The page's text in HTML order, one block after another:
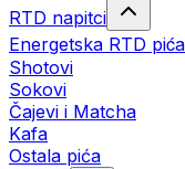
RTD napitci
Energetska RTD pića
Shotovi
Sokovi
Čajevi i Matcha
Kafa
Ostala pića